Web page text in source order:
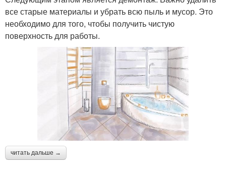
все старые материалы и убрать всю пыль и мусор. Это
необходимо для того, чтобы получить чистую
поверхность для работы.
читать дальше →